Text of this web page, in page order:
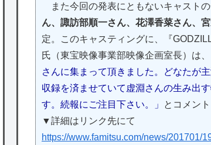
また今回の発表にともないキャストの
ん、諏訪部順一さん、花澤香菜さん、
定。このキャスティングに、『
氏（東宝映像事業部映像企画室長）は、
さんに集まって頂きました。どなたが
収録を済ませていて虚淵さんの生み出
す。続報にご注目下さい。」
とコメン
▼詳細はリンク先にて
https://www.famitsu.com/news/201701/